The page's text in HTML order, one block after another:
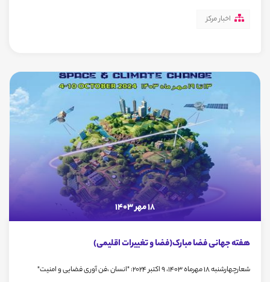
اخبار مرکز
18 مهر 1403
هفته جهانی فضا مبارک(فضا و تغییرات اقلیمی)
شعارچهارشنبه 18 مهرماه 1403، 9 اکتبر 2024: "انسان ،فن آوری فضایی و امنیت"